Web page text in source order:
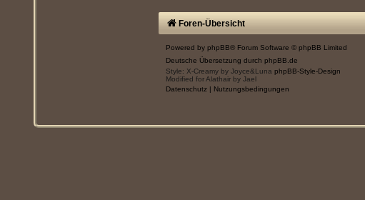
Foren-Übersicht
Powered by phpBB® Forum Software © phpBB Limited
Deutsche Übersetzung durch phpBB.de
Style: X-Creamy by Joyce&Luna phpBB-Style-Design
Modified for Alathair by Jael
Datenschutz
Nutzungsbedingungen